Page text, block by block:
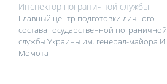
Инспектор пограничной службы
Главный центр подготовки личного
состава государственной пограничной
службы Украины им. генерал-майора И.
Момота